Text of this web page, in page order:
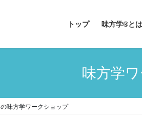
トップ 味方学®とは
味方学
味方学ワークショップ